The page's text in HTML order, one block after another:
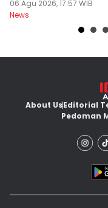
Premium
06 Agu 2026, 17:57 WIB
News
About UsEditorial
Pedoman